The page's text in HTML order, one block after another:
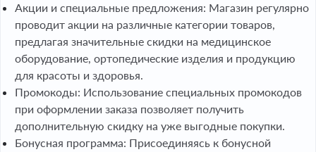
Акции и специальные предложения: Магазин регулярно
проводит акции на различные категории товаров,
предлагая значительные скидки на медицинское
оборудование, ортопедические изделия и продукцию
для красоты и здоровья.
Промокоды: Использование специальных промокодов
при оформлении заказа позволяет получить
дополнительную скидку на уже выгодные покупки.
Бонусная программа: Присоединяясь к бонусной